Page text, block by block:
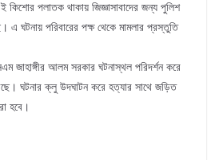
কিশোর পলাতক থাকায় জিজ্ঞাসাবাদের জন্য পুলিশ
ঘটনায় পরিবারের পক্ষ থেকে মামলার প্রস্তুতি
জাহাঙ্গীর আলম সরকার ঘটনাস্থল পরিদর্শন করে
ঘটনার ক্লু উদঘাটন করে হত্যার সাথে জড়িত
হবে।